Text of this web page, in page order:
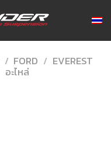
/ FORD / EVEREST
อะไหล่